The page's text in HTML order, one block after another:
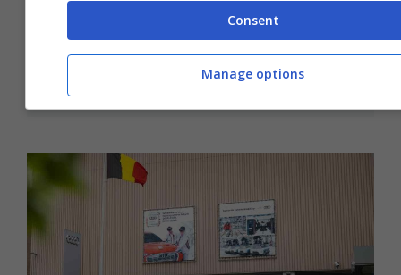
Ford Capri, il mito torna in salsa
11 Luglio 2024
Consent
Manage options